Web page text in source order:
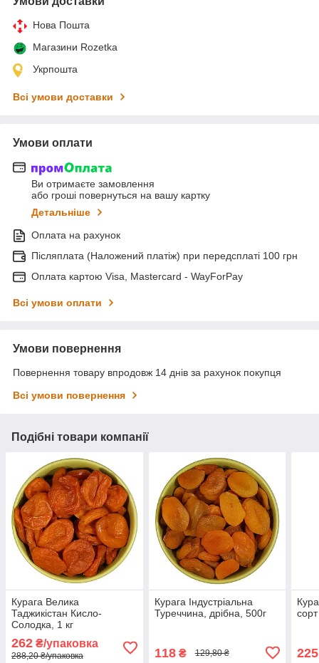
Нова Пошта
Магазини Rozetka
Укрпошта
Всі умови доставки
Умови оплати
Ви отримаєте замовлення
або гроші повернуться на вашу картку
Детальніше
Оплата на рахунок
Післяплата (Наложений платіж) при передсплаті 100 грн
Оплата картою Visa, Mastercard - WayForPay
Всі умови оплати
Умови повернення
Повернення товару впродовж 14 днів за рахунок покупця
Всі умови повернення
Подібні товари компанії
Курага Велика
Таджикістан Кисло-
Солодка, 1 кг
262 ₴/упаковка
288,20 ₴/упаковка
Курага Індустріальна
Туреччина, дрібна, 500г
118₴ 129,80 ₴ 225